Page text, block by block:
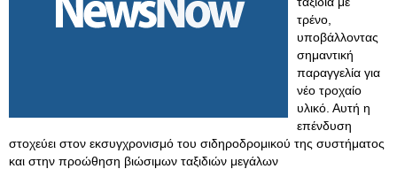
τρένο,
υποβάλλοντας
σημαντική
παραγγελία για
νέο τροχαίο
υλικό. Αυτή η
επένδυση
στοχεύει στον εκσυγχρονισμό του σιδηροδρομικού της συστήματος
και στην προώθηση βιώσιμων ταξιδιών μεγάλων